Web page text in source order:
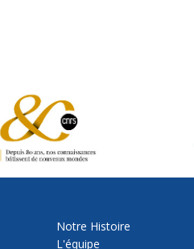
Notre Histoire
L'équipe